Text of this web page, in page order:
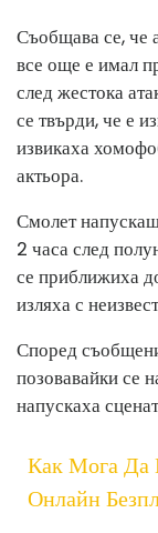
Съобщава се, че
все още е имал
след жестока
се твърди, че е
извикаха
актьора.
Смолет
2 часа след
се приближиха
изляха с
Според
позовавайки се
напускаха
Как Мога Да
Онлайн